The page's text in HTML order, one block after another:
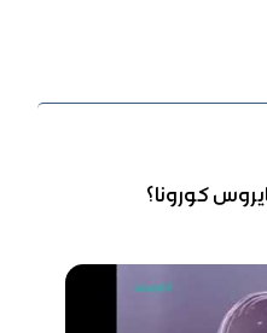
كورونا؟